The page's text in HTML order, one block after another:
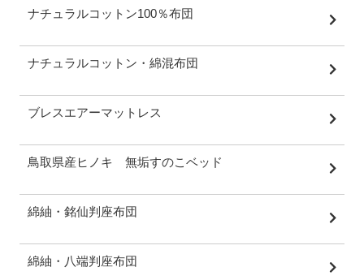
ナチュラルコットン100％布団
ナチュラルコットン・綿混布団
ブレスエアーマットレス
鳥取県産ヒノキ 無垢すのこベッド
綿紬・銘仙判座布団
綿紬・八端判座布団